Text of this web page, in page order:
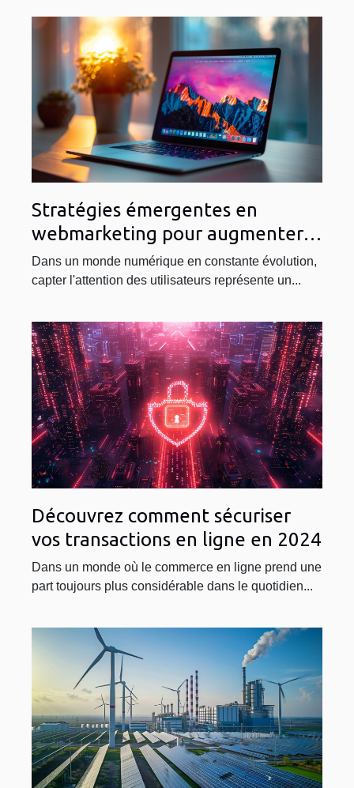
Stratégies émergentes en
webmarketing pour augmenter
l'engagement utilisateur
Dans un monde numérique en constante évolution,
capter l'attention des utilisateurs représente un...
Découvrez comment sécuriser
vos transactions en ligne en 2024
Dans un monde où le commerce en ligne prend une
part toujours plus considérable dans le quotidien...